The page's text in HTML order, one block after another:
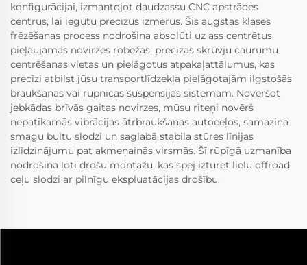
konfigurācijai, izmantojot daudzassu CNC apstrādes
centrus, lai iegūtu precīzus izmērus. Šis augstas klases
frēzēšanas process nodrošina absolūti uz ass centrētus
pieļaujamās novirzes robežas, precīzas skrūvju caurumu
centrēšanas vietas un pielāgotus atpakaļattālumus, kas
precīzi atbilst jūsu transportlīdzekļa pielāgotajām ilgstošās
braukšanas vai rūpnīcas suspensijas sistēmām. Novēršot
jebkādas brīvās gaitas novirzes, mūsu riteņi novērš
nepatīkamās vibrācijas ātrbraukšanas autoceļos, samazina
smagu bultu slodzi un saglabā stabila stūres līnijas
izlīdzinājumu pat akmeņainās virsmās. Šī rūpīgā uzmanība
nodrošina ļoti drošu montāžu, kas spēj izturēt lielu offroad
ceļu slodzi ar pilnīgu ekspluatācijas drošību.